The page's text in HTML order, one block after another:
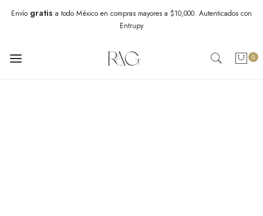
Envío gratis a todo México en compras mayores a $10,000. Autenticados con
Entrupy
0